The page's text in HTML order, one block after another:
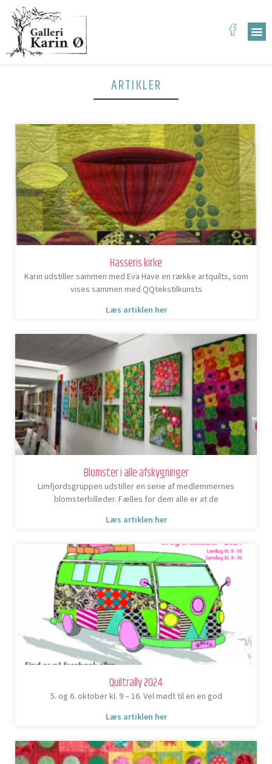
ARTIKLER
Hasseris kirke
Karin udstiller sammen med Eva Have en række artquilts, som
vises sammen med QQtekstilkunsts
Læs artiklen her
Blomster i alle afskygninger
Limfjordsgruppen udstiller en serie af medlemmernes
blomsterbilleder. Fælles for dem alle er at de
Læs artiklen her
Quiltrally 2024
5. og 6. oktober kl. 9 – 16. Vel mødt til en en god
Læs artiklen her